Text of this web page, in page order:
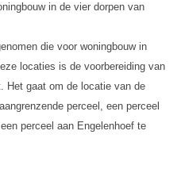
in de vier dorpen van
die voor woningbouw in
locaties is de voorbereiding van
Het gaat om de locatie van de
perceel, een perceel
perceel aan Engelenhoef te